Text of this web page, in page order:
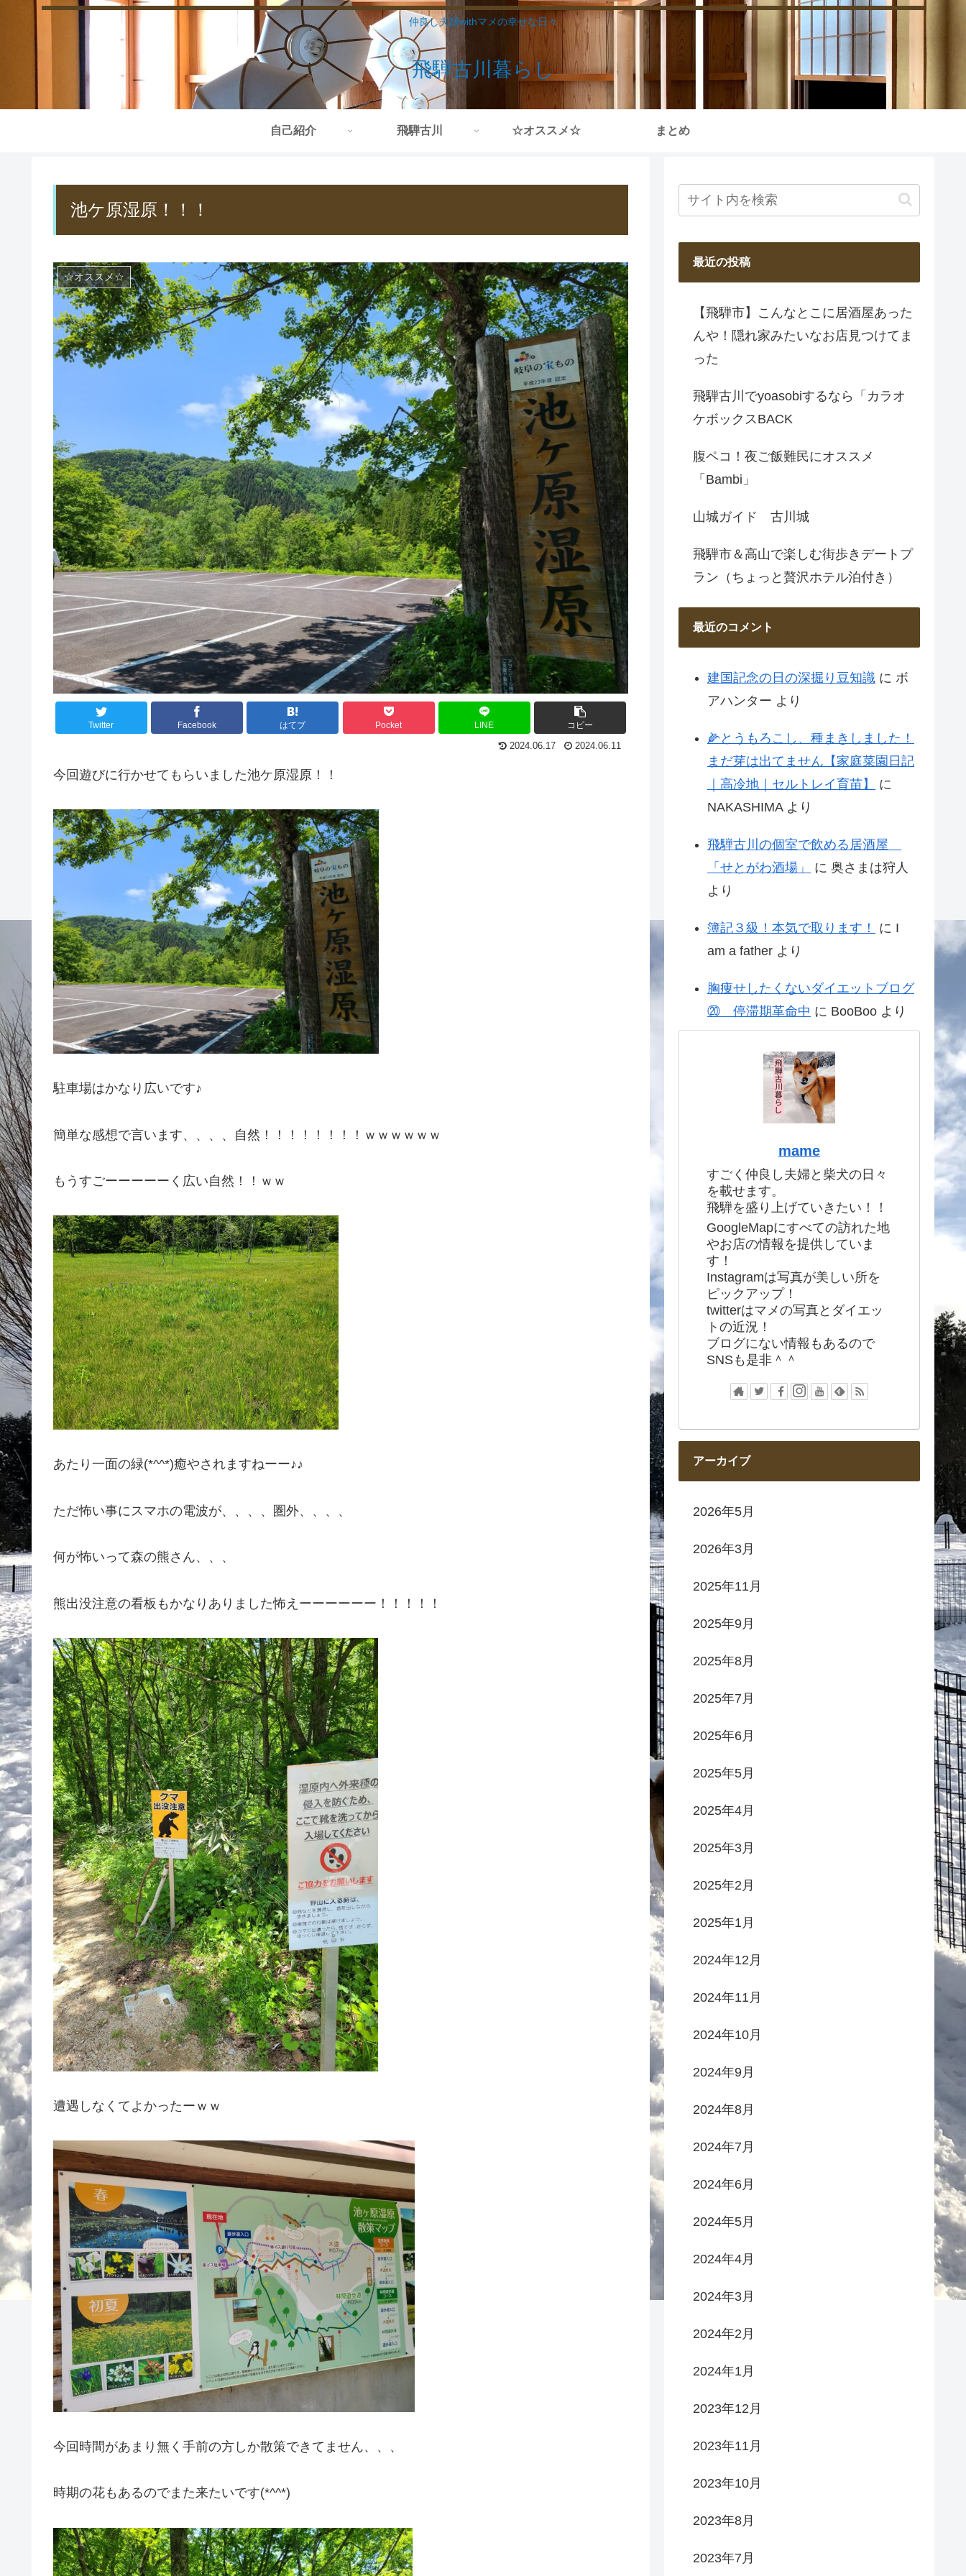
仲良し夫婦withマメの幸せな日々
飛騨古川暮らし
自己紹介 飛騨古川 ☆オススメ☆ まとめ
池ケ原湿原！！！
☆オススメ☆
Twitter Facebook はてブ Pocket LINE コピー
2024.06.17 2024.06.11
今回遊びに行かせてもらいました池ケ原湿原！！
駐車場はかなり広いです♪
簡単な感想で言います、、、、自然！！！！！！！！ｗｗｗｗｗｗ
もうすごーーーーーく広い自然！！ｗｗ
あたり一面の緑(*^^*)癒やされますねーー♪♪
ただ怖い事にスマホの電波が、、、、圏外、、、、
何が怖いって森の熊さん、、、
熊出没注意の看板もかなりありました怖えーーーーーー！！！！！
遭遇しなくてよかったーｗｗ
今回時間があまり無く手前の方しか散策できてません、、、
時期の花もあるのでまた来たいです(*^^*)
最近の投稿
【飛騨市】こんなとこに居酒屋あった
んや！隠れ家みたいなお店見つけてま
った
飛騨古川でyoasobiするなら「カラオ
ケボックスBACK
腹ペコ！夜ご飯難民にオススメ
「Bambi」
山城ガイド 古川城
飛騨市＆高山で楽しむ街歩きデートプ
ラン（ちょっと贅沢ホテル泊付き）
最近のコメント
建国記念の日の深掘り豆知識 に ボ
アハンター より
🌽とうもろこし、種まきしました！
まだ芽は出てません【家庭菜園日記
｜高冷地｜セルトレイ育苗】
に
NAKASHIMAより
飛騨古川の個室で飲める居酒屋
「せとがわ酒場」
に 奥さまは狩人
より
簿記３級！本気で取ります！ に I
am a father より
胸痩せしたくないダイエットブログ
⑳ 停滞期革命中 に BooBoo より
mame
すごく仲良し夫婦と柴犬の日々
を載せます。
飛騨を盛り上げていきたい！！
GoogleMapにすべての訪れた地
やお店の情報を提供していま
す！
Instagramは写真が美しい所を
ピックアップ！
twitterはマメの写真とダイエッ
トの近況！
ブログにない情報もあるので
SNSも是非＾＾
アーカイブ
2026年5月
2026年3月
2025年11月
2025年9月
2025年8月
2025年7月
2025年6月
2025年5月
2025年4月
2025年3月
2025年2月
2025年1月
2024年12月
2024年11月
2024年10月
2024年9月
2024年8月
2024年7月
2024年6月
2024年5月
2024年4月
2024年3月
2024年2月
2024年1月
2023年12月
2023年11月
2023年10月
2023年8月
2023年7月